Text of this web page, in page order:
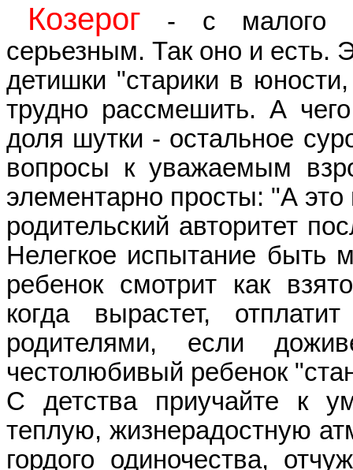
Козерог - с малого
серьезным. Так оно и есть.
детишки "старики в
трудно рассмешить. А
доля шутки - остальное
вопросы к уважаемым
элементарно просты: "А
родительский авторитет
Нелегкое испытание быть
ребенок смотрит как
когда вырастет,
родителями, если
честолюбивый ребенок
C детства приучайте к
теплую, жизнерадостную
гордого одиночества,